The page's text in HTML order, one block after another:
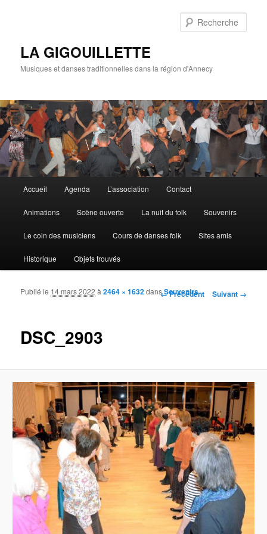
LA GIGOUILLETTE
Musiques et danses traditionnelles dans la région d'Annecy
Aller au contenu principal
Aller au contenu secondaire
Accueil Agenda L’association Contact
Animations Scène ouverte La nuit du folk Souvenirs
Le coin des musiciens Cours de danses folk Sites amis
Historique Objets trouvés
Navigation des images
← Précédent Suivant →
DSC_2903
Publié le 14 mars 2022 à2464 × 1632dansSouvenirs